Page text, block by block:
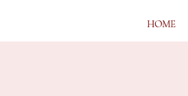
HOME
HOME